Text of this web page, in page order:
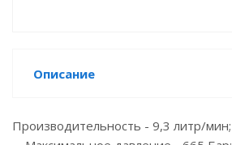
Описание
Производительность - 9,3 литр/мин;